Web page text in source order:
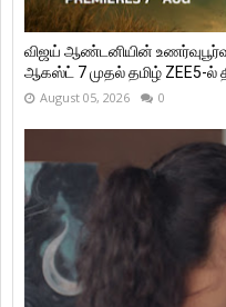
விஜய் ஆண்டனியின் உணர்வுபூர்வ
ஆகஸ்ட் 7 முதல் தமிழ் ZEE5-ல்
August 05, 2026 0